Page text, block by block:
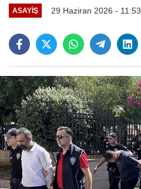
ASAYIŞ 29 Haziran 2026 - 11:53